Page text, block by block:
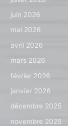
juin 2026
mai 2026
avril 2026
mars 2026
février 2026
janvier 2026
décembre 2025
novembre 2025